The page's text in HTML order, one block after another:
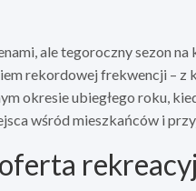
ale tegoroczny sezon na
rekordowej frekwencji – z
okresie ubiegłego roku,
wśród mieszkańców i